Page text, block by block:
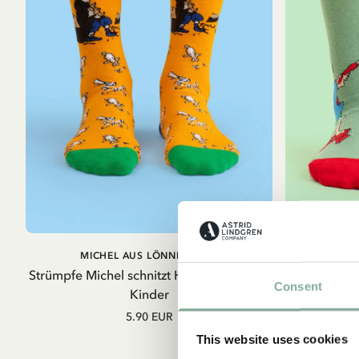
Consent
This website uses cookies
WARENKORB
Strümpfe Michel schnitzt Holzmännchen –
Kinder
MICHEL AUS LÖNNEBERGA
5.90 EUR